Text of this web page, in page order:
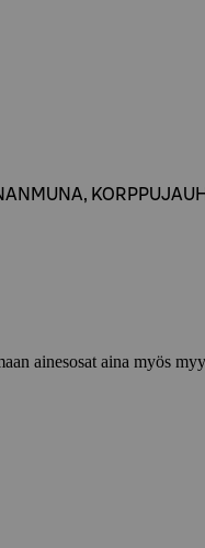
ainesosat aina myös